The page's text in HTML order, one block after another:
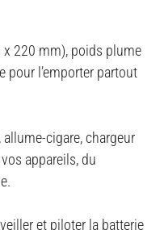
220 mm), poids plume
pour l’emporter partout
allume-cigare, chargeur
appareils, du
.
et piloter la batterie